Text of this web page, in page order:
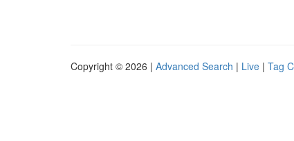
Copyright © 2026 | Advanced Search | Live | Tag